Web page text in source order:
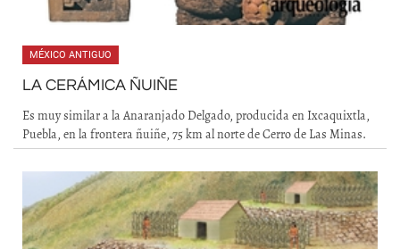
MÉXICO ANTIGUO
LA CERÁMICA ÑUIÑE
Es muy similar a la Anaranjado Delgado, producida en Ixcaquixtla,
Puebla, en la frontera ñuiñe, 75 km al norte de Cerro de Las Minas.